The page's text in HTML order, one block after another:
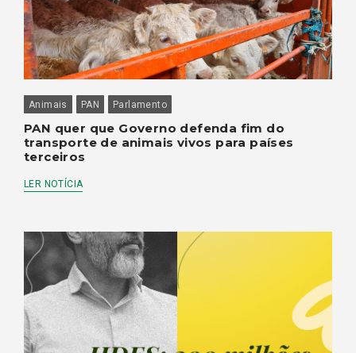
Animais PAN Parlamento
PAN quer que Governo defenda fim do
transporte de animais vivos para países
terceiros
LER NOTÍCIA